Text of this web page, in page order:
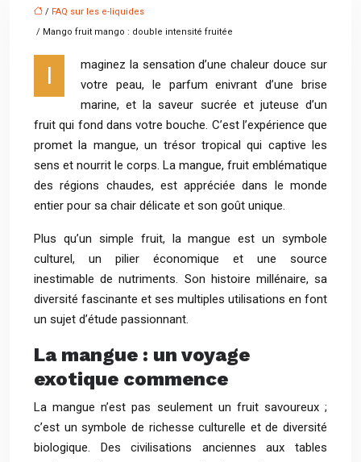
/ FAQ sur les e-liquides
/ Mango fruit mango : double intensité fruitée
I
maginez la sensation d’une chaleur douce sur
votre peau, le parfum enivrant d’une brise
marine, et la saveur sucrée et juteuse d’un
fruit qui fond dans votre bouche. C’est l’expérience que
promet la mangue, un trésor tropical qui captive les
sens et nourrit le corps. La mangue, fruit emblématique
des régions chaudes, est appréciée dans le monde
entier pour sa chair délicate et son goût unique.
Plus qu’un simple fruit, la mangue est un symbole
culturel, un pilier économique et une source
inestimable de nutriments. Son histoire millénaire, sa
diversité fascinante et ses multiples utilisations en font
un sujet d’étude passionnant.
La mangue : un voyage
exotique commence
La mangue n’est pas seulement un fruit savoureux ;
c’est un symbole de richesse culturelle et de diversité
biologique. Des civilisations anciennes aux tables